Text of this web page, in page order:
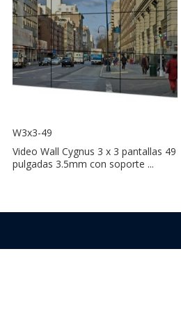
W3x3-49
Video Wall Cygnus 3 x 3 pantallas 49
pulgadas 3.5mm con soporte ...